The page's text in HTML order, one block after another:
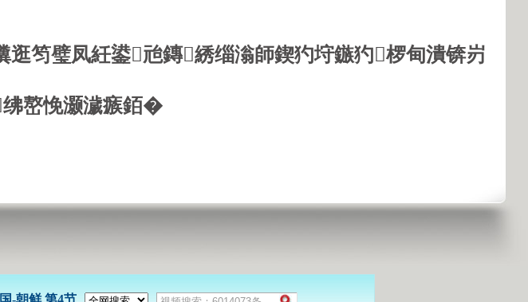
逛笉璧凤紝鍙兘鏄綉缁滃師鍥犳垨鏃犳椤甸潰锛岃
绋嶅悗灏濊瘯銆�
-朝鲜 第4节